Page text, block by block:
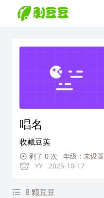
唱名
收藏豆荚
剥了 0 次 年级：未设置
YY
2025-10-17
8 颗豆豆